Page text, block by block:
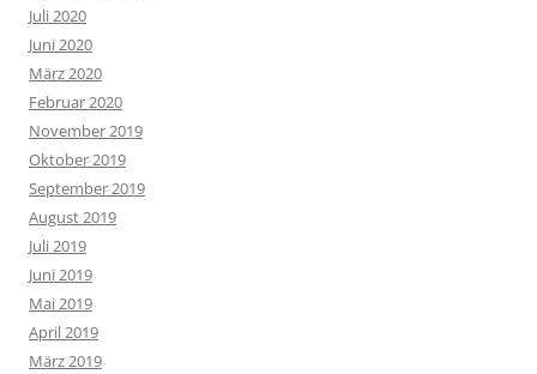
Juli 2020
Juni 2020
März 2020
Februar 2020
November 2019
Oktober 2019
September 2019
August 2019
Juli 2019
Juni 2019
Mai 2019
April 2019
März 2019